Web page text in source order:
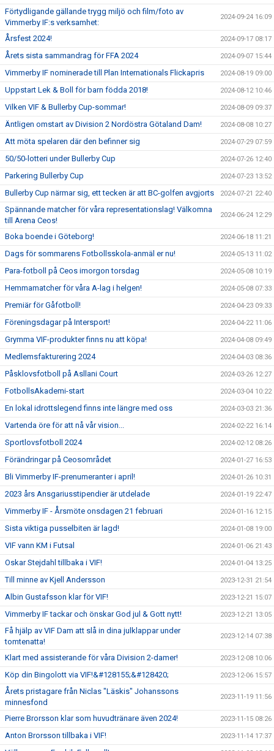
Förtydligande gällande trygg miljö och film/foto av
Vimmerby IF:s verksamhet:
2024-09-24 16:09
Årsfest 2024! 2024-09-17 08:17
Årets sista sammandrag för FFA 2024 2024-09-07 15:44
Vimmerby IF nominerade till Plan Internationals Flickapris 2024-08-19 09:00
Uppstart Lek & Boll för barn födda 2018! 2024-08-12 10:46
Vilken VIF & Bullerby Cup-sommar! 2024-08-09 09:37
Äntligen omstart av Division 2 Nordöstra Götaland Dam! 2024-08-08 10:27
Att möta spelaren där den befinner sig 2024-07-29 07:59
50/50-lotteri under Bullerby Cup 2024-07-26 12:40
Parkering Bullerby Cup 2024-07-23 13:52
Bullerby Cup närmar sig, ett tecken är att BC-golfen avgjorts 2024-07-21 22:40
Spännande matcher för våra representationslag! Välkomna
till Arena Ceos!
2024-06-24 12:29
Boka boende i Göteborg! 2024-06-18 11:21
Dags för sommarens Fotbollsskola-anmäl er nu! 2024-05-13 11:02
Para-fotboll på Ceos imorgon torsdag 2024-05-08 10:19
Hemmamatcher för våra A-lag i helgen! 2024-05-08 07:33
Premiär för Gåfotboll! 2024-04-23 09:33
Föreningsdagar på Intersport! 2024-04-22 11:06
Grymma VIF-produkter finns nu att köpa! 2024-04-08 09:49
Medlemsfakturering 2024 2024-04-03 08:36
Påsklovsfotboll på Asllani Court 2024-03-26 12:27
FotbollsAkademi-start 2024-03-04 10:22
En lokal idrottslegend finns inte längre med oss 2024-03-03 21:36
Vartenda öre för att nå vår vision... 2024-02-22 16:14
Sportlovsfotboll 2024 2024-02-12 08:26
Förändringar på Ceosområdet 2024-01-27 16:53
Bli Vimmerby IF-prenumeranter i april! 2024-01-26 10:31
2023 års Ansgariusstipendier är utdelade 2024-01-19 22:47
Vimmerby IF - Årsmöte onsdagen 21 februari 2024-01-16 12:15
Sista viktiga pusselbiten är lagd! 2024-01-08 19:00
VIF vann KM i Futsal 2024-01-06 21:43
Oskar Stejdahl tillbaka i VIF! 2024-01-04 13:25
Till minne av Kjell Andersson 2023-12-31 21:54
Albin Gustafsson klar för VIF! 2023-12-21 15:07
Vimmerby IF tackar och önskar God jul & Gott nytt! 2023-12-21 13:05
Få hjälp av VIF Dam att slå in dina julklappar under
tomtenatta!
2023-12-14 07:38
Klart med assisterande för våra Division 2-damer! 2023-12-08 10:06
Köp din Bingolott via VIF!&#128155;&#128420; 2023-12-06 15:57
Årets pristagare från Niclas "Läskis" Johanssons
minnesfond
2023-11-19 11:56
Pierre Brorsson klar som huvudtränare även 2024! 2023-11-15 08:26
Anton Brorsson tillbaka i VIF! 2023-11-14 17:37